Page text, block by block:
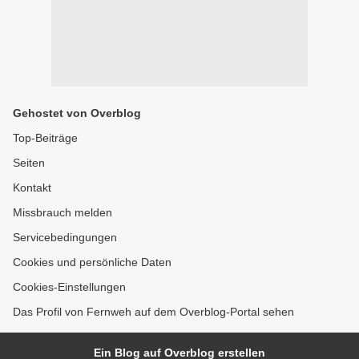
Gehostet von Overblog
Top-Beiträge
Seiten
Kontakt
Missbrauch melden
Servicebedingungen
Cookies und persönliche Daten
Cookies-Einstellungen
Das Profil von Fernweh auf dem Overblog-Portal sehen
Ein Blog auf Overblog erstellen